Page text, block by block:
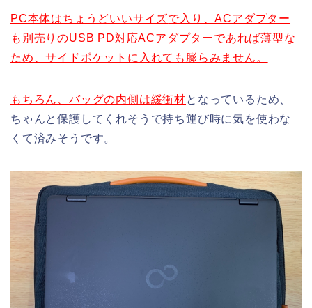
PC本体はちょうどいいサイズで入り、ACアダプター
も別売りのUSB PD対応ACアダプターであれば薄型な
ため、サイドポケットに入れても膨らみません。
もちろん、バッグの内側は緩衝材となっているため、
ちゃんと保護してくれそうで持ち運び時に気を使わな
くて済みそうです。